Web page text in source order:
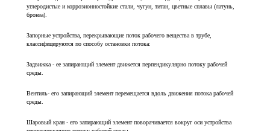
углеродистые и коррозионностойкие стали, чугун, титан, цветные сплавы (латунь,
бронза).
Запорные устройства, перекрывающие поток рабочего вещества в трубе,
классифицируются по способу остановки потока:
Задвижка - ее запирающий элемент движется перпендикулярно потоку рабочей
среды.
Вентиль- его запирающий элемент перемещается вдоль движения потока рабочей
среды.
Шаровый кран - его запирающий элемент поворачивается вокруг оси устройства